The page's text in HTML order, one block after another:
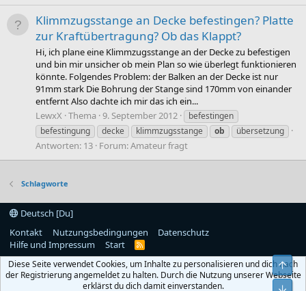
Klimmzugsstange an Decke befestingen? Platte
zur Kraftübertragung? Ob das Klappt?
Hi, ich plane eine Klimmzugsstange an der Decke zu befestigen
und bin mir unsicher ob mein Plan so wie überlegt funktionieren
könnte. Folgendes Problem: der Balken an der Decke ist nur
91mm stark Die Bohrung der Stange sind 170mm von einander
entfernt Also dachte ich mir das ich ein...
LewxX Thema 9. September 2012
befestingen
befestingung
decke klimmzugsstange ob übersetzung
Antworten: 13 Forum:Amateur fragt
Schlagworte
Deutsch [Du]
Kontakt
Nutzungsbedingungen
Datenschutz
Hilfe und Impressum
Start
R
S
Diese Seite verwendet Cookies, um Inhalte zu personalisieren und dich nach
der Registrierung angemeldet zu halten. Durch die Nutzung unserer Webseite
erklärst du dich damit einverstanden.